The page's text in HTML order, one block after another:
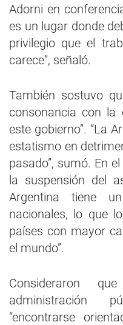
Adorni en
es un lugar donde
privilegio que el
carece”, señaló.
También sostuvo
consonancia con la
este gobierno”. “La
estatismo en
pasado”, sumó. En
la suspensión del
Argentina tiene
nacionales, lo que
países con mayor
el mundo”.
Consideraron
administración
“encontrarse